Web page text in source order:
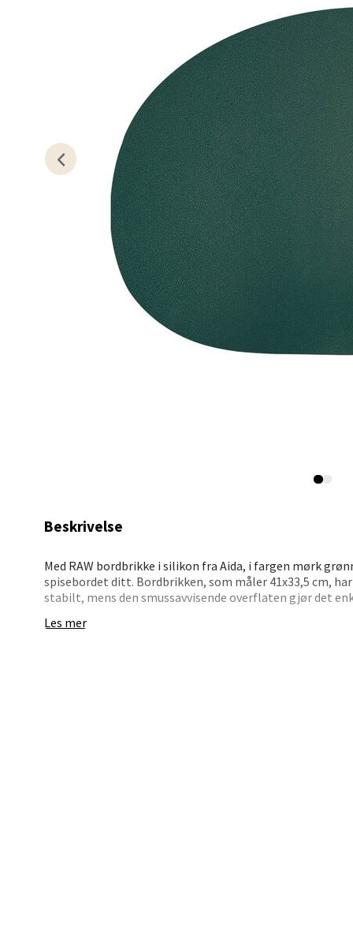
Beskrivelse
Med RAW bordbrikke i silikon fra Aida, i fargen mørk
spisebordet ditt. Bordbrikken, som måler 41x33,5 cm,
stabilt, mens den smussavvisende overflaten gjør det
Det solide silikonmaterialet tåler daglig bruk og
Les mer
Åpent
0 i
Åpent
0 i
Åpent
0 i
Mo i